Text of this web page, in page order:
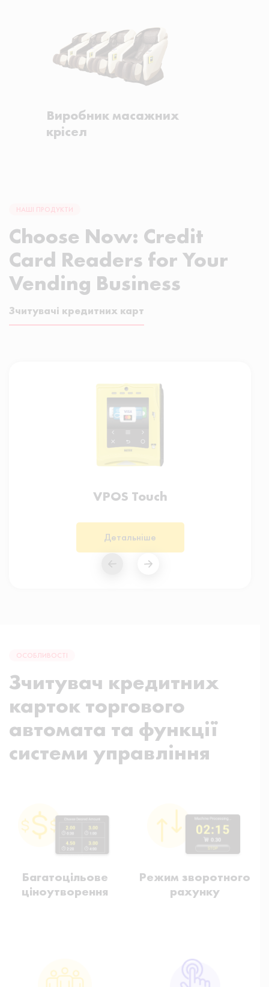
Виробник масажних
крісел
НАШІ ПРОДУКТИ
Choose Now: Credit
Card Readers for Your
Vending Business
Зчитувачі кредитних карт
VPOS Touch
Детальніше
ОСОБЛИВОСТІ
Зчитувач кредитних
карток торгового
автомата та функції
системи управління
Багатоцільове
ціноутворення
Режим зворотного
рахунку